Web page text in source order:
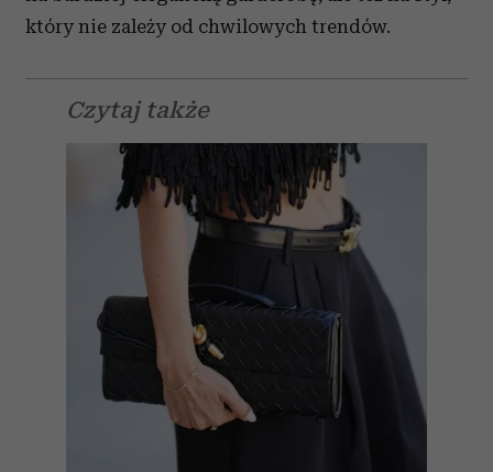
który nie zależy od chwilowych trendów.
Czytaj także